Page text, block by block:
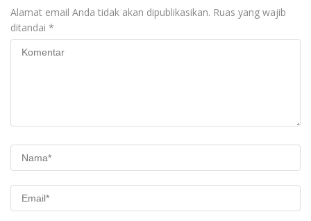
Alamat email Anda tidak akan dipublikasikan. Ruas yang wajib
ditandai *